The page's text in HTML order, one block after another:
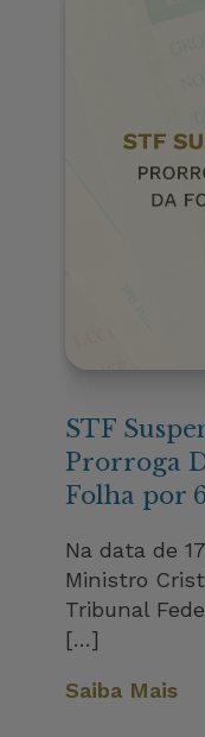
STF
Prorroga
Folha por
Na data de
Ministro
Tribunal
[…]
Saiba Mais